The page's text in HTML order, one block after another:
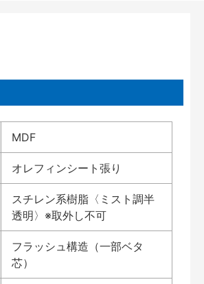
MDF
オレフィンシート張り
スチレン系樹脂〈ミスト調半
透明〉※取外し不可
フラッシュ構造（一部ベタ
芯）